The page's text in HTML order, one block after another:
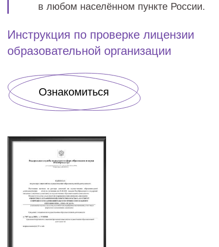
в любом населённом пункте России.
Инструкция по проверке лицензии
образовательной организации
Ознакомиться